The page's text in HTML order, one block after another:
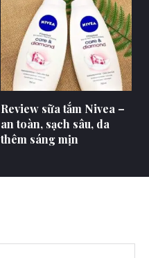
Review sữa tắm Nivea –
an toàn, sạch sâu, da
thêm sáng mịn